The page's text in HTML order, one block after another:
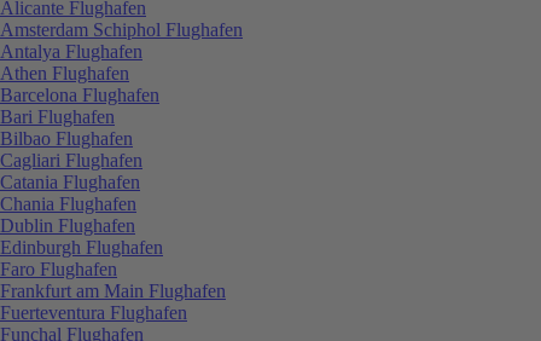
Alicante Flughafen
Amsterdam Schiphol Flughafen
Antalya Flughafen
Athen Flughafen
Barcelona Flughafen
Bari Flughafen
Bilbao Flughafen
Cagliari Flughafen
Catania Flughafen
Chania Flughafen
Dublin Flughafen
Edinburgh Flughafen
Faro Flughafen
Frankfurt am Main Flughafen
Fuerteventura Flughafen
Funchal Flughafen